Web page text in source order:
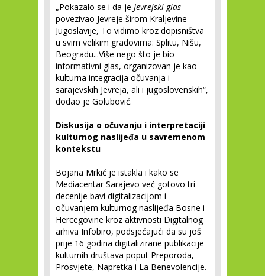
„Pokazalo se i da je Jevrejski glas
povezivao Jevreje širom Kraljevine
Jugoslavije, To vidimo kroz dopisništva
u svim velikim gradovima: Splitu, Nišu,
Beogradu...Više nego što je bio
informativni glas, organizovan je kao
kulturna integracija očuvanja i
sarajevskih Jevreja, ali i jugoslovenskih“,
dodao je Golubović.
Diskusija o očuvanju i interpretaciji
kulturnog naslijeđa u savremenom
kontekstu
Bojana Mrkić je istakla i kako se
Mediacentar Sarajevo već gotovo tri
decenije bavi digitalizacijom i
očuvanjem kulturnog naslijeđa Bosne i
Hercegovine kroz aktivnosti Digitalnog
arhiva Infobiro, podsjećajući da su još
prije 16 godina digitalizirane publikacije
kulturnih društava poput Preporoda,
Prosvjete, Napretka i La Benevolencije.